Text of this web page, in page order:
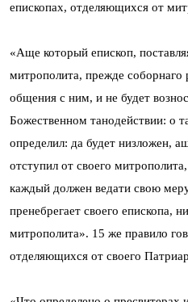
епископах, отделяющихся от
«Аще который епископ,
митрополита, прежде соборнаго
общения с ним, и не будет
Божественном танодействии: о
определил: да будет низложен,
отступил от своего
каждый должен ведати свою
пренебрегает своего епископа,
митрополита». 15 же правило
отделяющихся от своего